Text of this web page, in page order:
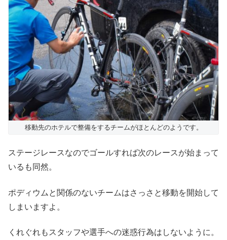
移動先のホテルで整備をするチームがほとんどのようです。
ステージレースなのでゴールすれば次のレースが始まって
いるも同然。
ポディウムと関係のないチームはさっさと移動を開始して
しまいますよ。
くれぐれもスタッフや選手への迷惑行為はしないように。